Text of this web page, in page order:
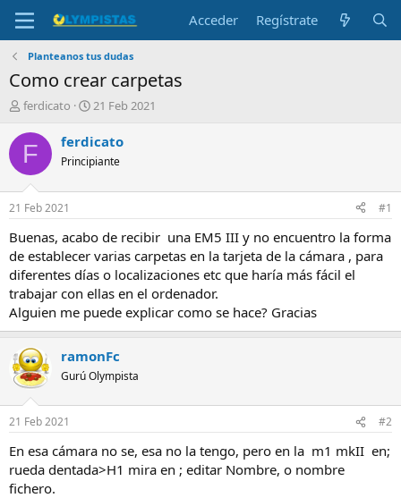
Acceder Regístrate
Planteanos tus dudas
Como crear carpetas
I
i
c
a
d
o
r
e
l
t
e
m
a
ferdicato
F
c
h
a
i
n
c
i
o
21 Feb 2021
F ferdicato
Principiante
21 Feb 2021 #1
Buenas, acabo de recibir una EM5 III y no encuentro la forma
de establecer varias carpetas en la tarjeta de la cámara , para
diferentes días o localizaciones etc que haría más fácil el
trabajar con ellas en el ordenador.
Alguien me puede explicar como se hace? Gracias
ramonFc
Gurú Olympista
21 Feb 2021 #2
En esa cámara no se, esa no la tengo, pero en la m1 mkII en;
rueda dentada>H1 mira en ; editar Nombre, o nombre
fichero.